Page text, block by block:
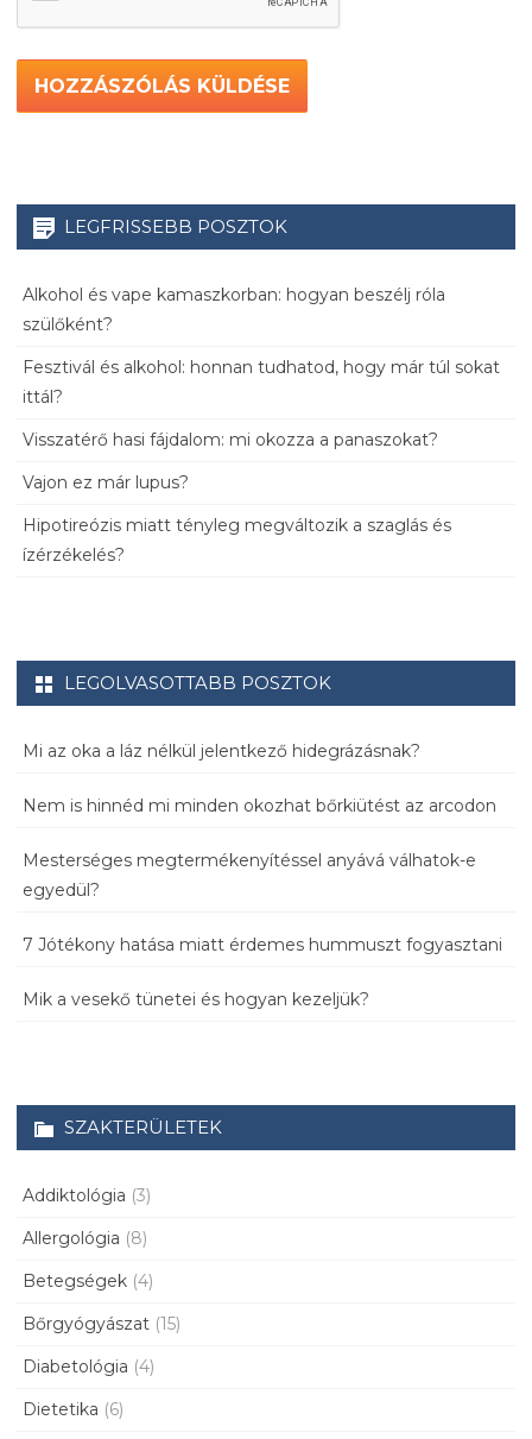
LEGFRISSEBB POSZTOK
Alkohol és vape kamaszkorban: hogyan beszélj róla
szülőként?
Fesztivál és alkohol: honnan tudhatod, hogy már túl sokat
ittál?
Visszatérő hasi fájdalom: mi okozza a panaszokat?
Vajon ez már lupus?
Hipotireózis miatt tényleg megváltozik a szaglás és
ízérzékelés?
LEGOLVASOTTABB POSZTOK
Mi az oka a láz nélkül jelentkező hidegrázásnak?
Nem is hinnéd mi minden okozhat bőrkiütést az arcodon
Mesterséges megtermékenyítéssel anyává válhatok-e
egyedül?
7 Jótékony hatása miatt érdemes hummuszt fogyasztani
Mik a vesekő tünetei és hogyan kezeljük?
SZAKTERÜLETEK
Addiktológia (3)
Allergológia (8)
Betegségek (4)
Bőrgyógyászat (15)
Diabetológia (4)
Dietetika (6)